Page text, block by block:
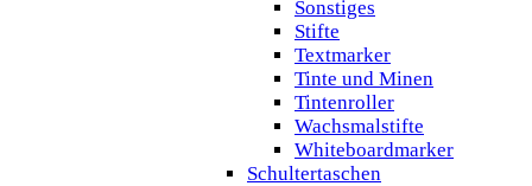
Sonstiges
Stifte
Textmarker
Tinte und Minen
Tintenroller
Wachsmalstifte
Whiteboardmarker
Schultertaschen